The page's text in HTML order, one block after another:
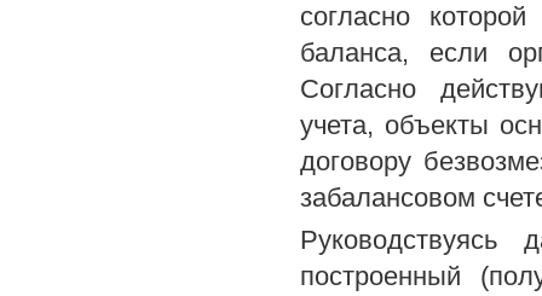
согласно
баланса, если
Согласно
учета, объекты
договору
забалансовом
Руководствуясь
построенный